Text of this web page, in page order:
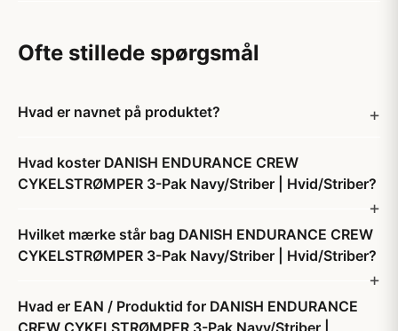
Ofte stillede spørgsmål
Hvad er navnet på produktet?
Hvad koster DANISH ENDURANCE CREW
CYKELSTRØMPER 3-Pak Navy/Striber | Hvid/Striber?
Hvilket mærke står bag DANISH ENDURANCE CREW
CYKELSTRØMPER 3-Pak Navy/Striber | Hvid/Striber?
Hvad er EAN / Produktid for DANISH ENDURANCE
CREW CYKELSTRØMPER 3-Pak Navy/Striber |